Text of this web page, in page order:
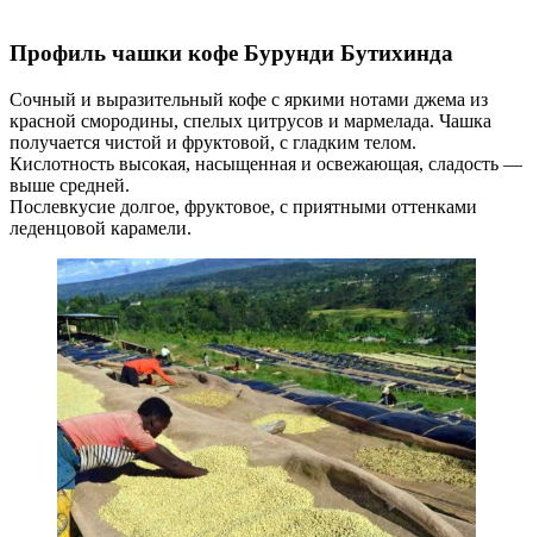
Профиль чашки кофе Бурунди Бутихинда
Сочный и выразительный кофе с яркими нотами джема из
красной смородины, спелых цитрусов и мармелада. Чашка
получается чистой и фруктовой, с гладким телом.
Кислотность высокая, насыщенная и освежающая, сладость —
выше средней.
Послевкусие долгое, фруктовое, с приятными оттенками
леденцовой карамели.